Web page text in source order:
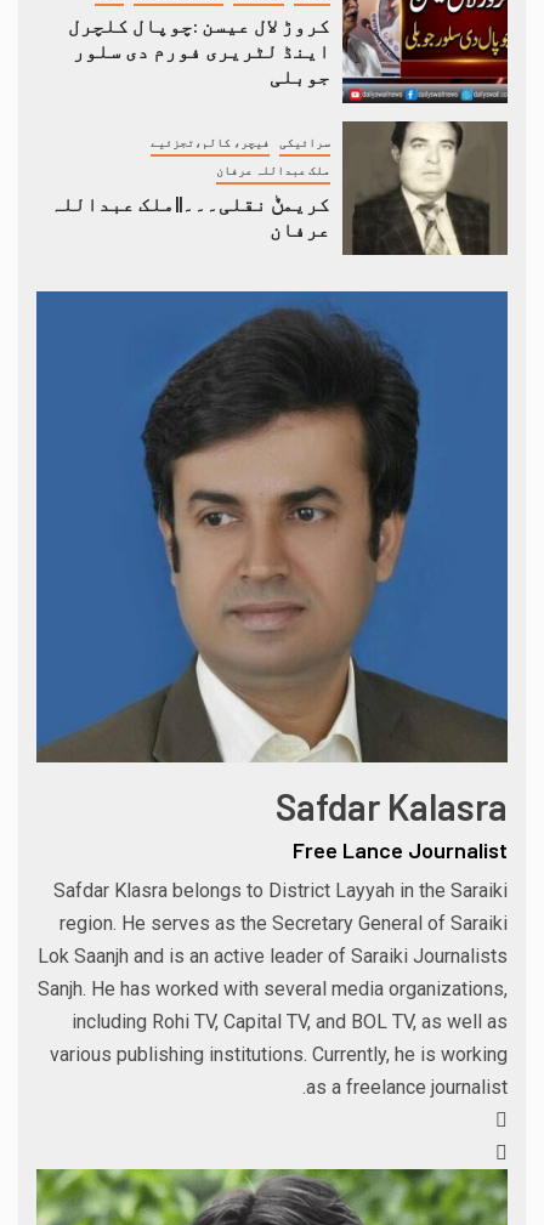
کروڑ لال عیسن :چوپال کلچرل
اینڈ لٹریری فورم دی سلور
جوبلی
سرائیکی فیچر، کالم،تجزئیے
ملک عبداللہ عرفان
کریمݨ نقلی۔۔۔||ملک عبداللہ
عرفان
Safdar Kalasra
Free Lance Journalist
Safdar Klasra belongs to District Layyah in the Saraiki
region. He serves as the Secretary General of Saraiki
Lok Saanjh and is an active leader of Saraiki Journalists
Sanjh. He has worked with several media organizations,
including Rohi TV, Capital TV, and BOL TV, as well as
various publishing institutions. Currently, he is working
as a freelance journalist.